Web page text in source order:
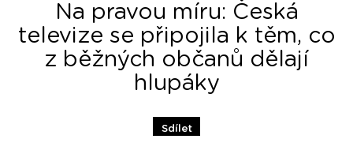
Na pravou míru: Česká
televize se připojila k těm, co
z běžných občanů dělají
hlupáky
Sdílet